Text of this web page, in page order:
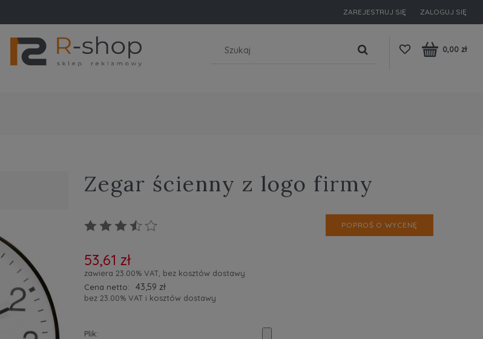
ZAREJESTRUJ SIĘ ZALOGUJ SIĘ
0,00 zł
Zegar ścienny z logo firmy
POPROŚ O WYCENĘ
53,61 zł
zawiera 23.00% VAT, bez kosztów dostawy
Cena netto:
43,59 zł
bez 23.00% VAT i kosztów dostawy
Plik: